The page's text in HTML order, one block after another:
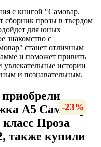
с книгой "Самовар.
сборник прозы в твердом
для юных
знакомство с
станет отличным
и поможет привить
истории
и познавательным.
А5 Самовар
класс Проза
также купили
-27%
-36%
-12%
-12%
-10%
-23%